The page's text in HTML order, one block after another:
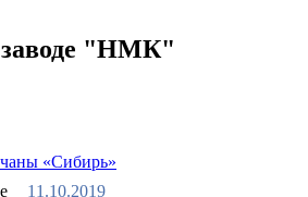
«Сибирь»
заводе "НМК"
11.10.2019